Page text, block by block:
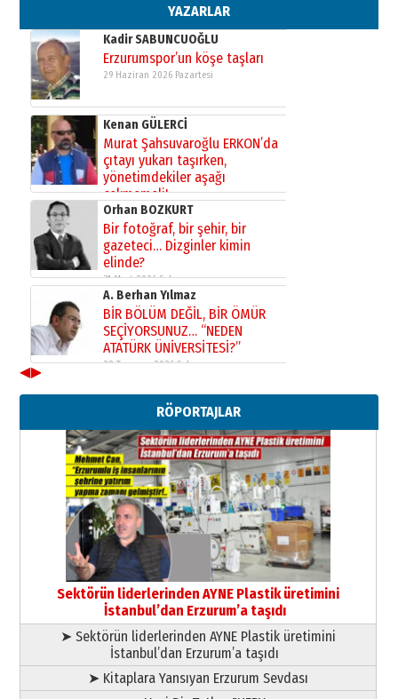
YAZARLAR
02 Ağustos 2026 Pazar
Kadir SABUNCUOĞLU
Erzurumspor’un köşe taşları
29 Haziran 2026 Pazartesi
Kenan GÜLERCİ
Murat Şahsuvaroğlu ERKON’da
çıtayı yukarı taşırken,
yönetimdekiler aşağı
çekmemeli!
17 Şubat 2026 SalıOrhan BOZKURT
Bir fotoğraf, bir şehir, bir
gazeteci… Dizginler kimin
elinde?
31 Mart 2026 Salı
A. Berhan Yılmaz
BİR BÖLÜM DEĞİL, BİR ÖMÜR
SEÇİYORSUNUZ… “NEDEN
ATATÜRK ÜNİVERSİTESİ?”
28 Temmuz 2026 Salı
Ahmed Yesevi’den bir Alperen…
”Reisimiz” idi… Hakka yürüdü.!
26 Mart 2026 Perşembe
Cem Bakırcı
Ardında bıraktığı hatıralarıyla
gönül adamı Faruk Terzioğlu!
13 Mayıs 2026 Çarşamba
Esat BİNDESEN
Başkan Sekmen’den Erzurum’a
bir vizyon proje daha!
02 Ağustos 2026 Pazar
◀▶
RÖPORTAJLAR
Sektörün liderlerinden AYNE Plastik üretimini
İstanbul’dan Erzurum’a taşıdı
➤ Sektörün liderlerinden AYNE Plastik üretimini
İstanbul’dan Erzurum’a taşıdı
➤ Kitaplara Yansıyan Erzurum Sevdası